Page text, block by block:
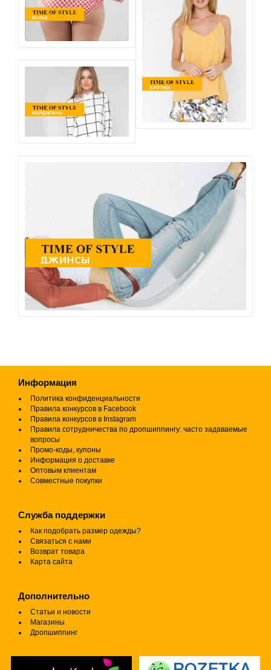
Информация
Политика конфиденциальности
Правила конкурсов в Facebook
Правила конкурсов в Instagram
Правила сотрудничества по дропшиппингу: часто задаваемые
вопросы
Промо-коды, купоны
Информация о доставке
Оптовым клиентам
Совместные покупки
Служба поддержки
Как подобрать размер одежды?
Связаться с нами
Возврат товара
Карта сайта
Дополнительно
Статьи и новости
Магазины
Дропшиппинг